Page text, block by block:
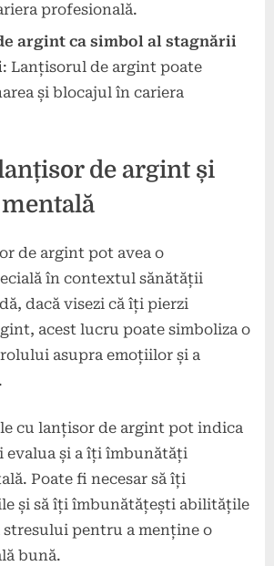
profesională.
argint ca simbol al stagnării
: Lanțisorul de argint poate
și blocajul în cariera
de argint și
de argint pot avea o
în contextul sănătății
dacă visezi că îți pierzi
acest lucru poate simboliza o
asupra emoțiilor și a
cu lanțisor de argint pot indica
evalua și a îți îmbunătăți
Poate fi necesar să îți
și să îți îmbunătățești abilitățile
stresului pentru a menține o
bună.